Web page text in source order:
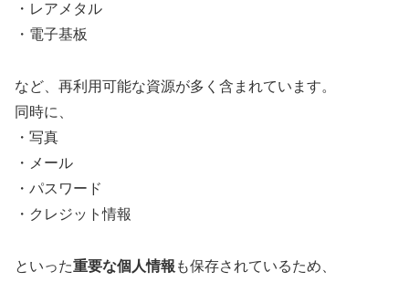
・レアメタル
・電子基板
など、再利用可能な資源が多く含まれています。
同時に、
・写真
・メール
・パスワード
・クレジット情報
といった重要な個人情報 も保存されているため、